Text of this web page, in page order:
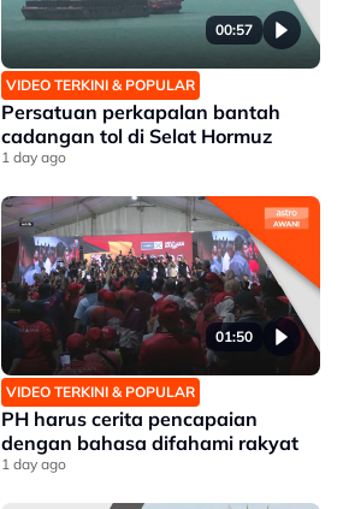
00:57
VIDEO TERKINI & POPULAR
Persatuan perkapalan bantah
cadangan tol di Selat Hormuz
1 day ago
01:50
VIDEO TERKINI & POPULAR
PH harus cerita pencapaian
dengan bahasa difahami rakyat
1 day ago